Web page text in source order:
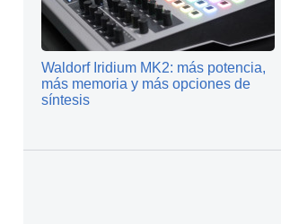
Waldorf Iridium MK2: más potencia,
más memoria y más opciones de
síntesis